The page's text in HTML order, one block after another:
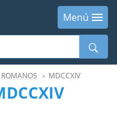
Menú
MDCCXIV